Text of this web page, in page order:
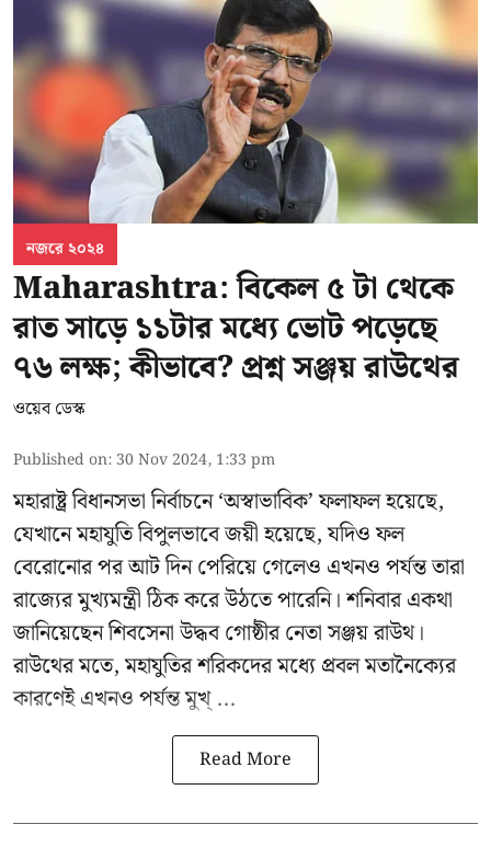
নজরে ২০২৪
Maharashtra: বিকেল ৫ টা থেকে
রাত সাড়ে ১১টার মধ্যে ভোট পড়েছে
৭৬ লক্ষ; কীভাবে? প্রশ্ন সঞ্জয় রাউথের
ওয়েব ডেস্ক
Published on: 30 Nov 2024, 1:33 pm
মহারাষ্ট্র বিধানসভা নির্বাচনে ‘অস্বাভাবিক’ ফলাফল হয়েছে,
যেখানে মহাযুতি বিপুলভাবে জয়ী হয়েছে, যদিও ফল
বেরোনোর পর আট দিন পেরিয়ে গেলেও এখনও পর্যন্ত তারা
রাজ্যের মুখ্যমন্ত্রী ঠিক করে উঠতে পারেনি। শনিবার একথা
জানিয়েছেন শিবসেনা উদ্ধব গোষ্ঠীর নেতাসঞ্জয় রাউথ।
রাউথের মতে, মহাযুতির শরিকদের মধ্যে প্রবল মতানৈক্যের
কারণেই এখনও পর্যন্ত মুখ্ ...
Read More